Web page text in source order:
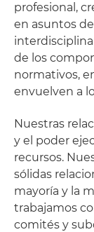
profesional,
en asuntos
de los
normativos,
envuelven a
Nuestras
y el poder
recursos.
sólidas
mayoría y la
trabajamos
comités y